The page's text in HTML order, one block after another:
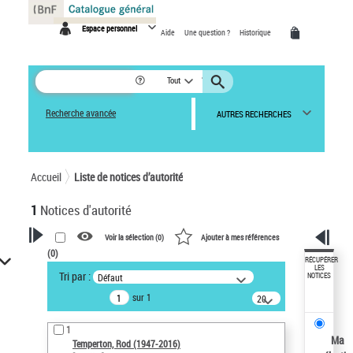
Espace personnel Aide Une question ? Historique
Tout
Recherche avancée AUTRES RECHERCHES
Accueil Liste de notices d’autorité
1 Notices d'autorité
VOTRE RECHERCHE
Recherche avancée dans les
notices d’autorité
Œuvres liées à l'auteur :
Temperton, Rod (1947-2016)
Voir la sélection (0) Ajouter à mes références
(0)
Tri par : Défaut
sur 1
20
résultats/page
1
Temperton, Rod (1947-2016)
RÉCUPÉRER
LES
NOTICES
Ma
Panneau de gestion des cookies